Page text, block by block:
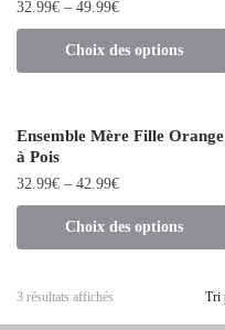
32.99€ – 49.99€
Choix des options
Ensemble Mère Fille Orange
à Pois
32.99€ – 42.99€
Choix des options
3 résultats affichés